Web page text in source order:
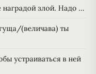
наградой злой. Надо …
(величава) ты
устраиваться в ней